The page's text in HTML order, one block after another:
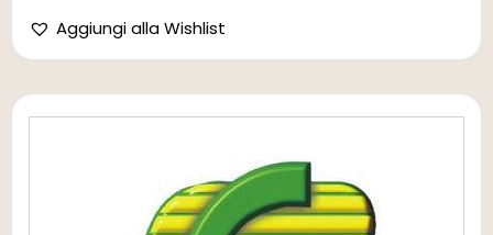
Aggiungi alla Wishlist